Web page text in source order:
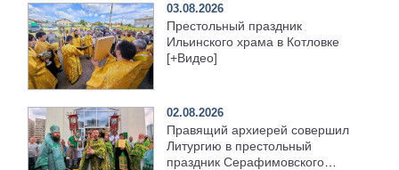
03.08.2026
Престольный праздник
Ильинского храма в Котловке
[+Видео]
02.08.2026
Правящий архиерей совершил
Литургию в престольный
праздник Серафимовского